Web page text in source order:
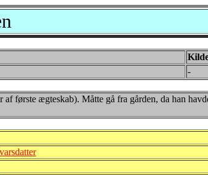
-
første ægteskab). Måtte gå fra gården, da han